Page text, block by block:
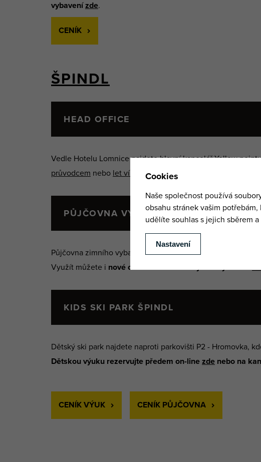
vybavenízde.
CENÍK
ŠPINDL
HEAD OFFICE
Vedle Hotelu Lomnice najdete hlavní kancelář Yellow
průvodcem nebo let vírníkem. Využít můžete i
PŮJČOVNA VYBAVENÍ
Půjčovna zimního vybavení v centru Špindlerova Mlýna
Využít můžete i nové on-line rezervace výuk a vybavení
KIDS SKI PARK ŠPINDL
Dětský ski park najdete naproti parkovišti P2 - Hromovka,
Dětskou výuku rezervujte předem on-line zde nebo na
CENÍK VÝUK CENÍK PŮJČOVNA